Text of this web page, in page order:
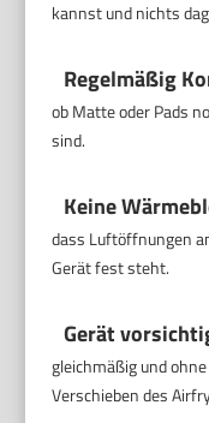
kannst und nichts
Regelmäßig
ob Matte oder Pads
sind.
Keine
dass Luftöffnungen
Gerät fest steht.
Gerät
gleichmäßig und
Verschieben des